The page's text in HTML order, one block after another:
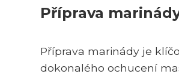
Příprava
Příprava marinády je
dokonalého ochucení